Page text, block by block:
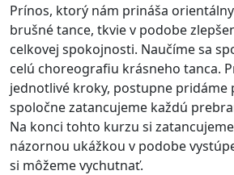
Prínos, ktorý nám prináša
brušné tance, tkvie v podobe
celkovej spokojnosti. Naučíme sa
celú choreografiu krásneho tanca.
jednotlivé kroky, postupne pridáme
spoločne zatancujeme každú
Na konci tohto kurzu si
názornou ukážkou v podobe
si môžeme vychutnať.